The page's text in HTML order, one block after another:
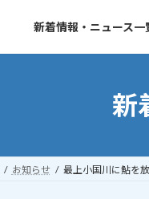
新着情報・ニュース一
新
お知らせ 最上小国川に鮎を